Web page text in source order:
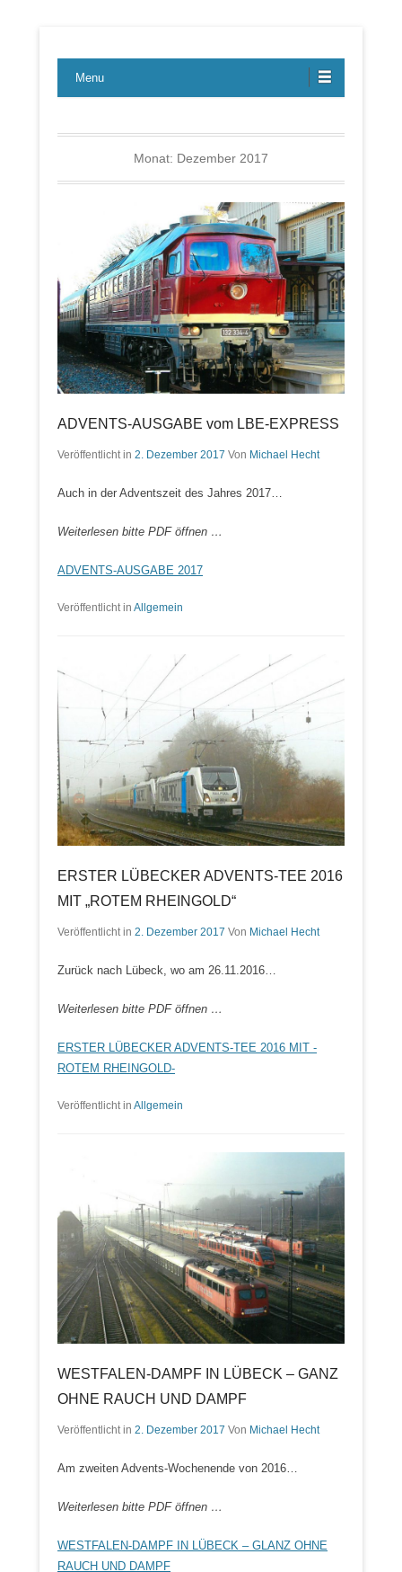
LBE-Express
Menu
Monat: Dezember 2017
ADVENTS-AUSGABE vom LBE-EXPRESS
Veröffentlicht in 2. Dezember 2017 Von Michael Hecht
Auch in der Adventszeit des Jahres 2017…
Weiterlesen bitte PDF öffnen …
ADVENTS-AUSGABE 2017
Veröffentlicht in Allgemein
ERSTER LÜBECKER ADVENTS-TEE 2016
MIT „ROTEM RHEINGOLD“
Veröffentlicht in 2. Dezember 2017 Von Michael Hecht
Zurück nach Lübeck, wo am 26.11.2016…
Weiterlesen bitte PDF öffnen …
ERSTER LÜBECKER ADVENTS-TEE 2016 MIT -
ROTEM RHEINGOLD-
Veröffentlicht in Allgemein
WESTFALEN-DAMPF IN LÜBECK – GANZ
OHNE RAUCH UND DAMPF
Veröffentlicht in 2. Dezember 2017 Von Michael Hecht
Am zweiten Advents-Wochenende von 2016…
Weiterlesen bitte PDF öffnen …
WESTFALEN-DAMPF IN LÜBECK – GLANZ OHNE
RAUCH UND DAMPF